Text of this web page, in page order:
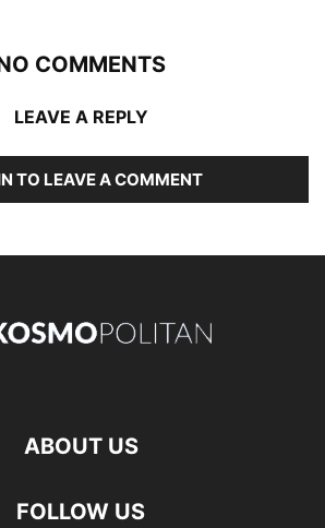
COMMENTS
LEAVE A REPLY
TO LEAVE A COMMENT
ABOUT US
FOLLOW US